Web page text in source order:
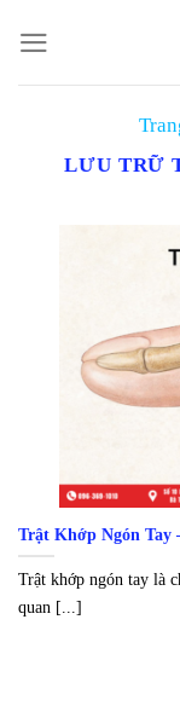
đến
nội
LƯU TRỮ
Trật Khớp Ngón Tay
Trật khớp ngón tay là
quan [...]